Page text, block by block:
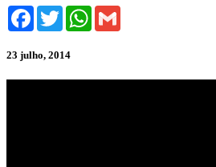
Facebook
TwitterWhatsApp
23 julho, 2014